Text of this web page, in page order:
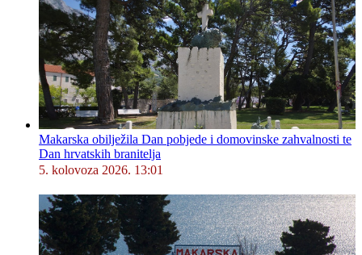
Makarska obilježila Dan pobjede i domovinske zahvalnosti te
Dan hrvatskih branitelja
5. kolovoza 2026. 13:01